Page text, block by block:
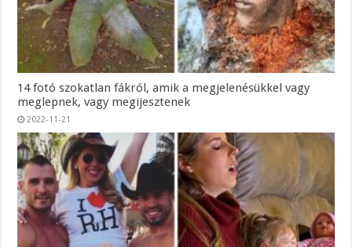
14 fotó szokatlan fákról, amik a megjelenésükkel vagy
meglepnek, vagy megijesztenek
2022-11-21